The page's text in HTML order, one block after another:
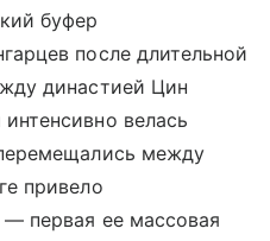
буфер
после длительной
династией Цин
велась
между
привело
первая ее массовая